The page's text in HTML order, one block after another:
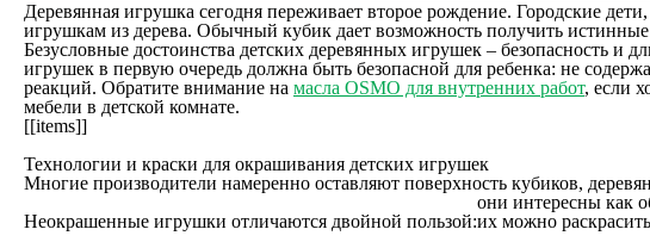
Деревянная игрушка сегодня переживает второе рождение. Городские
игрушкам из дерева. Обычный кубик дает возможность получить
Безусловные достоинства детских деревянных игрушек – безопасность и
игрушек в первую очередь должна быть безопасной для ребенка: не
реакций. Обратите внимание на масла OSMO для внутренних работ, если
мебели в детской комнате.
[[items]]
Технологии и краски для окрашивания детских игрушек
Многие производители намеренно оставляют поверхность кубиков,
Неокрашенные игрушки отличаются двойной пользой:
они интересны как
их можно